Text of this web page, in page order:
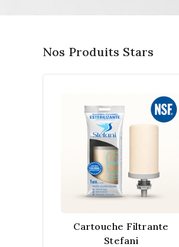
Nos Produits Stars
Cartouche Filtrante
Stefani